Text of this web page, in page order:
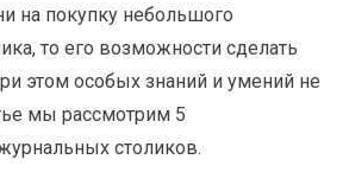
на покупку небольшого
то его возможности сделать
этом особых знаний и умений не
мы рассмотрим 5
столиков.